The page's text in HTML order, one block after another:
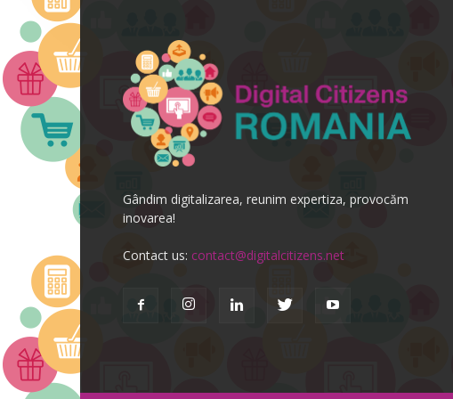
Gândim digitalizarea, reunim expertiza, provocăm
inovarea!
Contact us: contact@digitalcitizens.net